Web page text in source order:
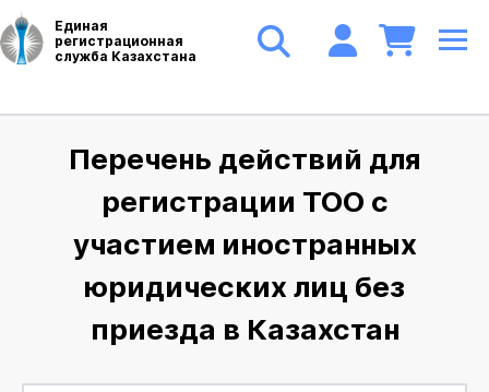
Единая
регистрационная
служба Казахстана
Перечень действий для
регистрации ТОО с
участием иностранных
юридических лиц без
приезда в Казахстан